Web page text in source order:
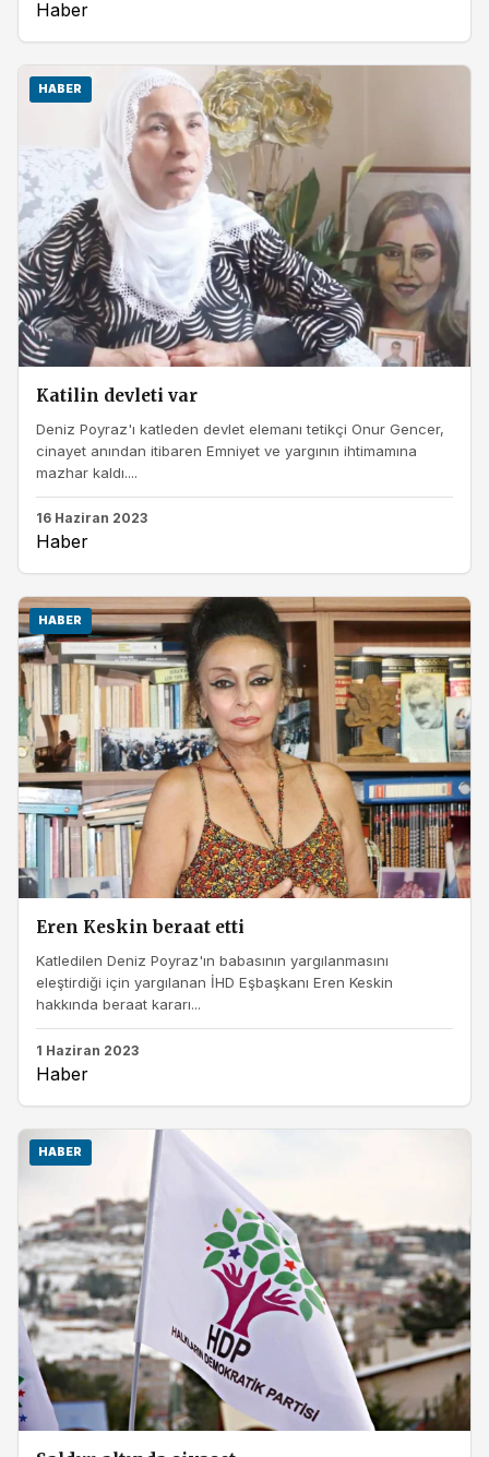
Haber
HABER
Katilin devleti var
Deniz Poyraz'ı katleden devlet elemanı tetikçi Onur Gencer,
cinayet anından itibaren Emniyet ve yargının ihtimamına
mazhar kaldı....
16 Haziran 2023
Haber
HABER
Eren Keskin beraat etti
Katledilen Deniz Poyraz'ın babasının yargılanmasını
eleştirdiği için yargılanan İHD Eşbaşkanı Eren Keskin
hakkında beraat kararı...
1 Haziran 2023
Haber
HABER